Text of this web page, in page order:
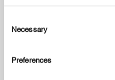
Selection
Necessary
Preferences